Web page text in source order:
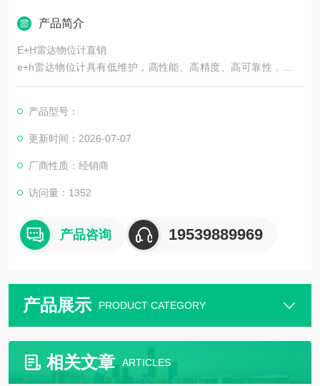
产品简介
E+H雷达物位计直销
e+h雷达物位计具有低维护，高性能、高精度、高可靠性，使用
寿命长等优点。在与电容，重锤等接触式仪表相比较，具有*的*
产品型号：
更新时间：2026-07-07
厂商性质：经销商
访问量：1352
产品咨询 19539889969
产品展示 PRODUCT CATEGORY
相关文章 ARTICLES